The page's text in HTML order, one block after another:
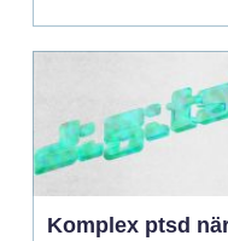
Komplex ptsd när